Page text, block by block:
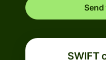
SWIFT